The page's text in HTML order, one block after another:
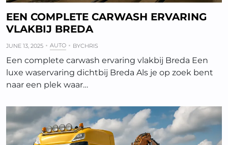
EEN COMPLETE CARWASH ERVARING
VLAKBIJ BREDA
JUNE 13, 2025 AUTO BYCHRIS
Een complete carwash ervaring vlakbij Breda Een
luxe waservaring dichtbij Breda Als je op zoek bent
naar een plek waar…